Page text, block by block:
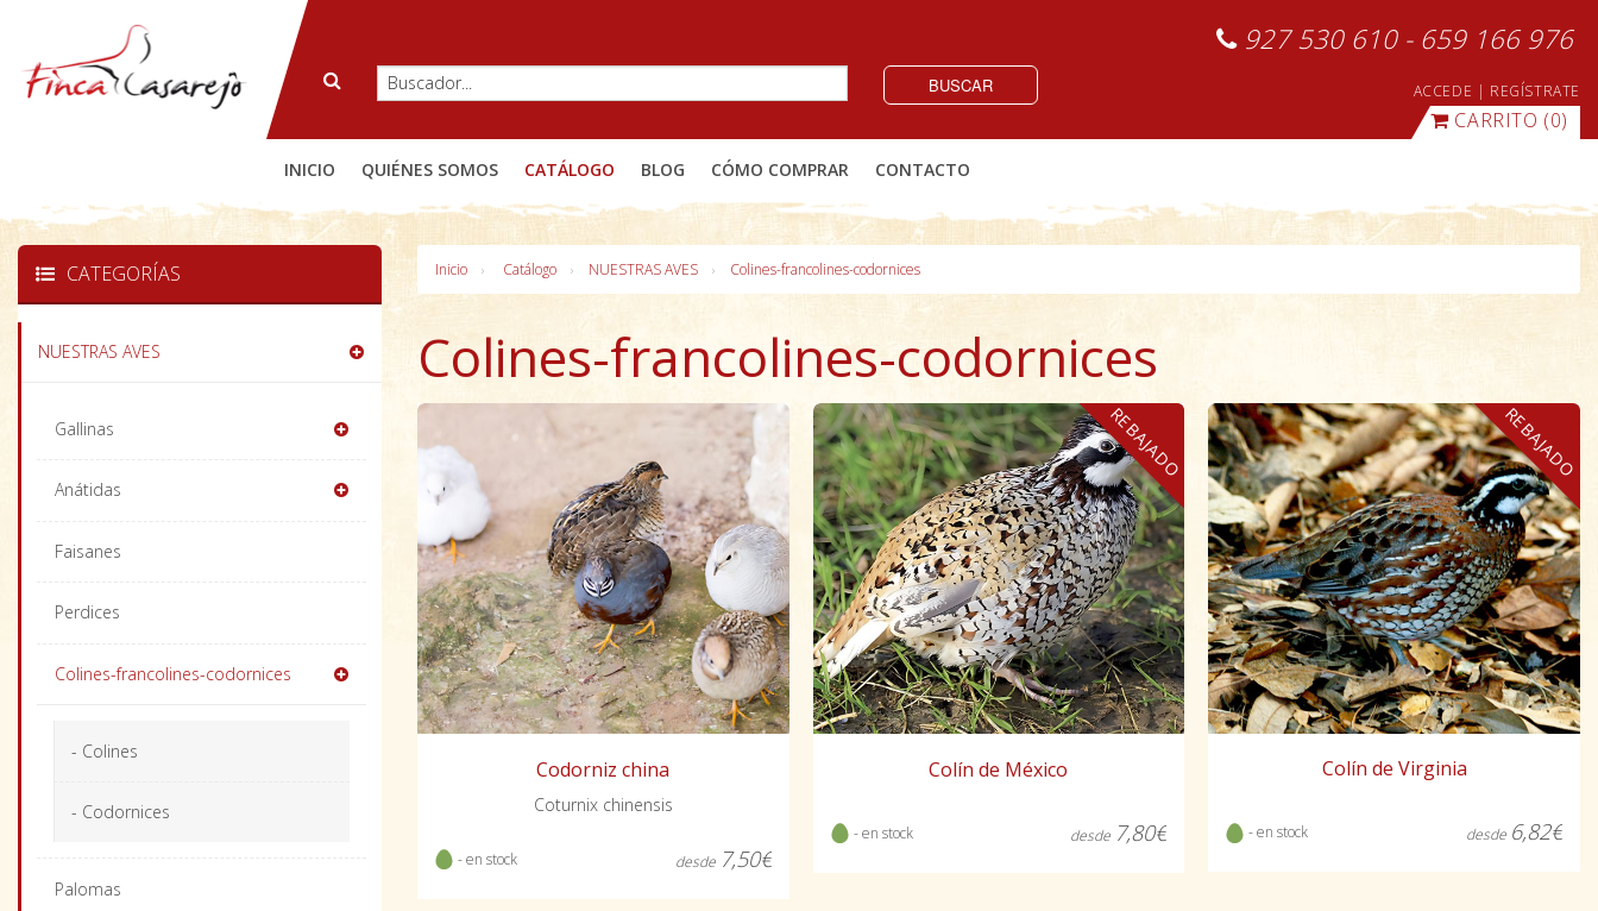
927 530 610 - 659 166 976
BUSCAR ACCEDE | REGÍSTRATE
CARRITO (0)
INICIO QUIÉNES SOMOS CATÁLOGO BLOG CÓMO COMPRAR CONTACTO
Inicio Catálogo NUESTRAS AVES Colines-francolines-codornices
Colines-francolines-codornices
Codorniz china
Coturnix chinensis
- en stock desde 7,50€
REBAJADO
Colín de México
- en stock desde 7,80€
REBAJADO
Colín de Virginia
- en stock desde 6,82€
CATEGORÍAS
NUESTRAS AVES
Gallinas
Anátidas
Faisanes
Perdices
Colines-francolines-codornices
- Colines
- Codornices
Palomas